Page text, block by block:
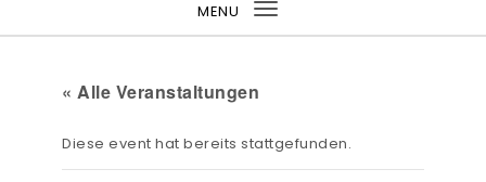
MENU Toggle navigation
« Alle Veranstaltungen
Diese event hat bereits stattgefunden.